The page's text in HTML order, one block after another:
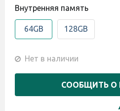
Внутренняя память
64GB 128GB
Нет в наличии
СООБЩИТЬ О